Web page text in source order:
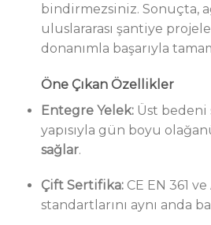
bindirmezsiniz. Sonuçta,
uluslararası şantiye
donanımla başarıyla
Öne Çıkan Özellikler
Entegre Yelek:Üst bedeni
yapısıyla gün boyu
sağlar.
Çift Sertifika:CE EN 361 ve
standartlarını aynı anda